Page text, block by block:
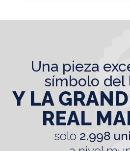
una pieza excepcional,
símbolo del
Y LA
REAL
solo 2.998